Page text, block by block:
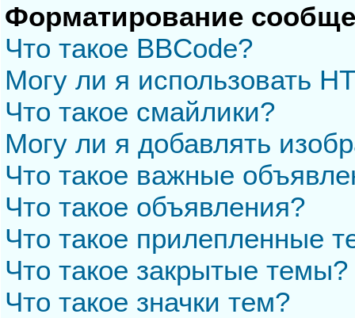
Форматирование
Что такое BBCode?
Могу ли я использовать
Что такое смайлики?
Могу ли я добавлять
Что такое важные
Что такое объявления?
Что такое прилепленные
Что такое закрытые темы?
Что такое значки тем?